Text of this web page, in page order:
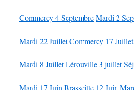
Commercy 4 SeptembreMardi 2
Mardi 22 JuilletCommercy 17 Juillet
Mardi 8 JuilletLérouville 3 juillet
Mardi 17 Juin Brasseitte 12 Juin